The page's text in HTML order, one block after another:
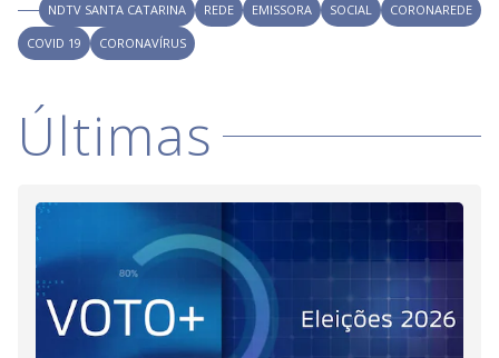
NDTV SANTA CATARINA REDE EMISSORA SOCIAL
CORONAREDE
COVID 19
CORONAVÍRUS
Últimas